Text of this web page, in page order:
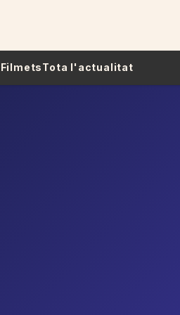
FilmetsTota l'actualitat